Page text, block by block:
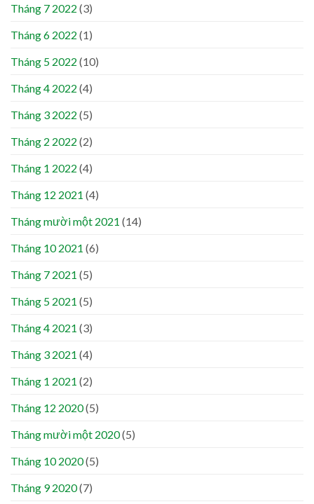
Tháng 7 2022 (3)
Tháng 6 2022 (1)
Tháng 5 2022 (10)
Tháng 4 2022 (4)
Tháng 3 2022 (5)
Tháng 2 2022 (2)
Tháng 1 2022 (4)
Tháng 12 2021 (4)
Tháng mười một 2021 (14)
Tháng 10 2021 (6)
Tháng 7 2021 (5)
Tháng 5 2021 (5)
Tháng 4 2021 (3)
Tháng 3 2021 (4)
Tháng 1 2021 (2)
Tháng 12 2020(5)
Tháng mười một 2020(5)
Tháng 10 2020(5)
Tháng 9 2020(7)